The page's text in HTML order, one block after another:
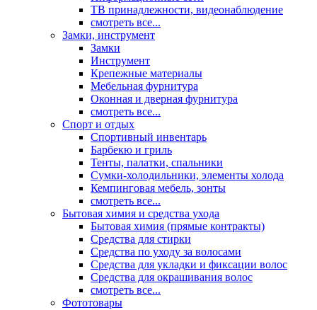
ТВ принадлежности, видеонаблюдение
смотреть все...
Замки, инструмент
Замки
Инструмент
Крепежные материалы
Мебельная фурнитура
Оконная и дверная фурнитура
смотреть все...
Спорт и отдых
Спортивный инвентарь
Барбекю и гриль
Тенты, палатки, спальники
Сумки-холодильники, элементы холода
Кемпинговая мебель, зонты
смотреть все...
Бытовая химия и средства ухода
Бытовая химия (прямые контракты)
Средства для стирки
Средства по уходу за волосами
Средства для укладки и фиксации волос
Средства для окрашивания волос
смотреть все...
Фототовары